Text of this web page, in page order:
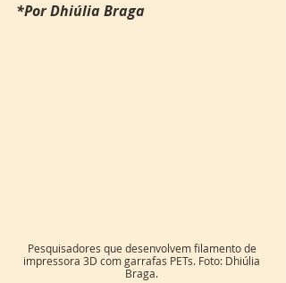
*Por Dhiúlia Braga
Pesquisadores que desenvolvem filamento de
impressora 3D com garrafas PETs. Foto: Dhiúlia
Braga.